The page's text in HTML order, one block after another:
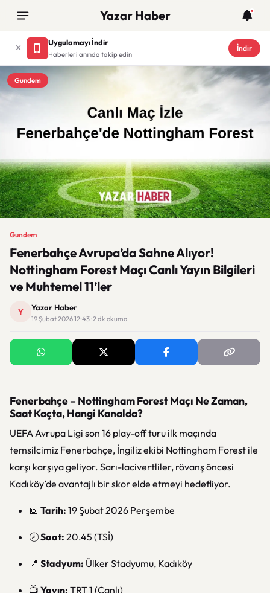
Yazar Haber
Uygulamayı İndir
Haberleri anında takip edin
İndir
Gundem
Gundem
Fenerbahçe Avrupa’da Sahne Alıyor!
Nottingham Forest Maçı Canlı Yayın Bilgileri
ve Muhtemel 11’ler
Y Yazar Haber
19 Şubat 2026 12:43 · 2 dk okuma
Fenerbahçe – Nottingham Forest Maçı Ne Zaman,
Saat Kaçta, Hangi Kanalda?
UEFA Avrupa Ligi son 16 play-off turu ilk maçında
temsilcimiz Fenerbahçe, İngiliz ekibi Nottingham Forest ile
karşı karşıya geliyor. Sarı-lacivertliler, rövanş öncesi
Kadıköy’de avantajlı bir skor elde etmeyi hedefliyor.
📅 Tarih: 19 Şubat 2026 Perşembe
🕗Saat: 20.45 (TSİ)
📍 Stadyum: Ülker Stadyumu, Kadıköy
📺 Yayın: TRT 1 (Canlı)